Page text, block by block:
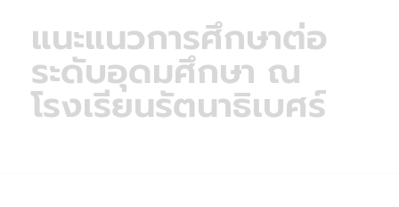
แนะแนวการศึกษาต่อ
ระดับอุดมศึกษา ณ
โรงเรียนรัตนาธิเบศร์